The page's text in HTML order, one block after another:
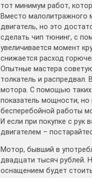
тот минимум работ,
Вместо малолитражного
двигатель, но это
сделать чип тюнинг, с
увеличивается момент
снижается расход
Опытные мастера
толкатель и распредвал.
мотора. С помощью таких
показатель мощности, но
бесперебойной работы
И если при покупке с рук
двигателем –
Мотор, бывший в
двадцати тысяч рублей.
оснащением будет